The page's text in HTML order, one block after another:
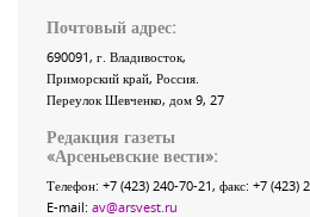
Почтовый адрес:
690091, г. Владивосток,
Приморский край, Россия
Переулок Шевченко, дом 9, 27
Редакция газеты
«Арсеньевские вести»:
Телефон: +7 (423) 240-70-21, факс: +7 (423)
E-mail: av@arsvest.ru